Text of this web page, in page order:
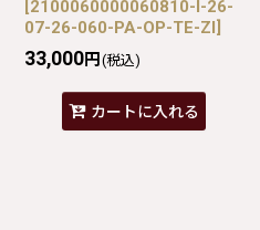
[2100060000060810-I-26-
07-26-060-PA-OP-TE-ZI]
33,000円 (税込)
カートに入れる